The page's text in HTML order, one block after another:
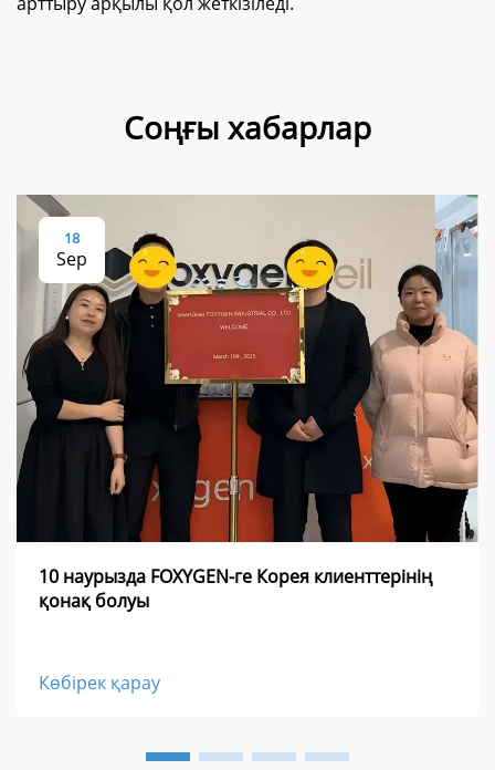
Соңғы хабарлар
18
Sep
10 наурызда FOXYGEN-ге Корея клиенттерінің
қонақ болуы
Көбірек қарау